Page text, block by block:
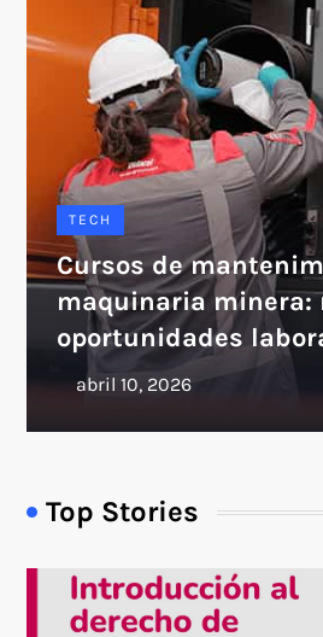
TECH
Cursos de
maquinaria minera:
oportunidades
Top Stories